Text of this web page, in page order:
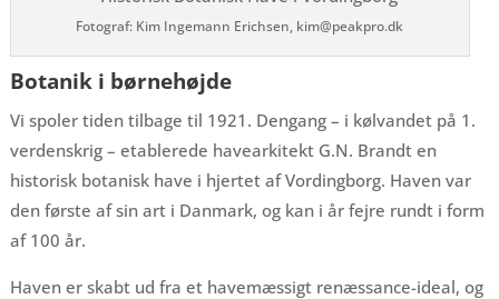
Fotograf: Kim Ingemann Erichsen, kim@peakpro.dk
Botanik i børnehøjde
Vi spoler tiden tilbage til 1921. Dengang – i kølvandet på 1.
verdenskrig – etablerede havearkitekt G.N. Brandt en
historisk botanisk have i hjertet af Vordingborg. Haven var
den første af sin art i Danmark, og kan i år fejre rundt i form
af 100 år.
Haven er skabt ud fra et havemæssigt renæssance-ideal, og